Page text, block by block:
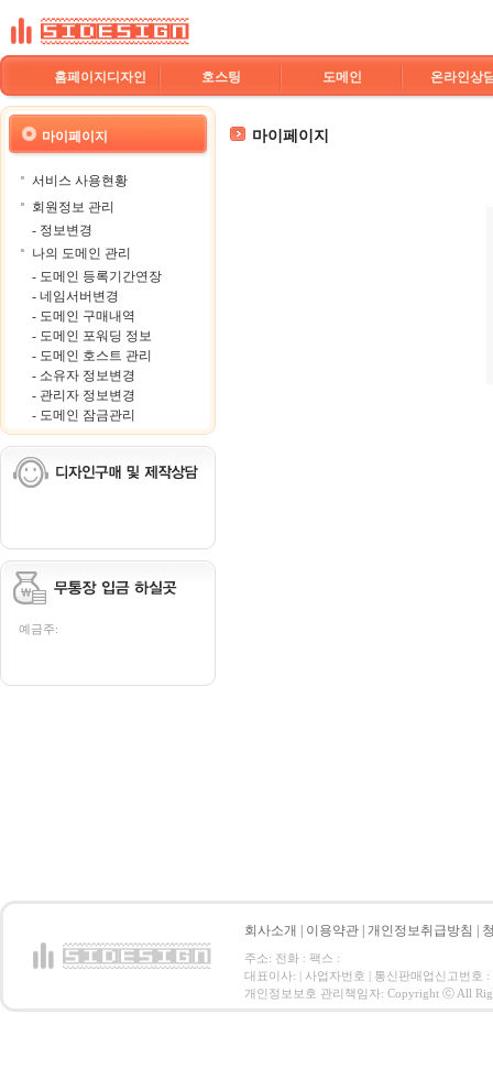
홈페이지디자인 호스팅 도메인 온라인상
마이페이지
서비스 사용현황
회원정보 관리
- 정보변경
나의 도메인 관리
- 도메인 등록기간연장
- 네임서버변경
- 도메인 구매내역
- 도메인 포워딩 정보
- 도메인 호스트 관리
- 소유자 정보변경
- 관리자 정보변경
- 도메인 잠금관리
예금주:
마이페이지
회사소개 이용약관 개인정보취급방침
주소: 전화 : 팩스 :
대표이사: | 사업자번호 | 통신판매업신고번호 :
개인정보보호 관리책임자: Copyright ⓒ All